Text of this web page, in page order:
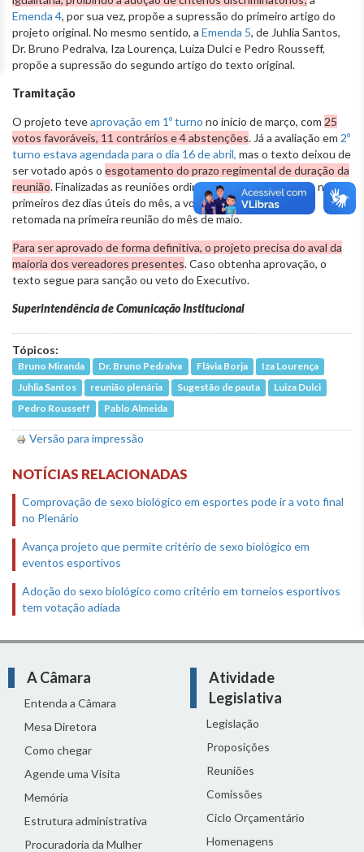
Emenda 4, por sua vez, propõe a supressão do primeiro artigo do
projeto original. No mesmo sentido, a Emenda 5, de Juhlia Santos,
Dr. Bruno Pedralva, Iza Lourença, Luiza Dulci e Pedro Rousseff,
propõe a supressão do segundo artigo do texto original.
Tramitação
O projeto teveaprovação em 1º turno no início de março, com 25
votos favoráveis, 11 contrários e 4 abstenções. Já a avaliação em 2º
turno estava agendada para o dia 16 de abril, mas o texto deixou de
ser votado após o esgotamento do prazo regimental de duração da
reunião. Finalizadas as reuniões ordinárias de abril, realizadas nos
primeiros dez dias úteis do mês, a votação do projeto será
retomada na primeira reunião do mês de maio.
Para ser aprovado de forma definitiva, o projeto precisa do aval da
maioria dos vereadores presentes. Caso obtenha aprovação, o
texto segue para sanção ou veto do Executivo.
Superintendência de Comunicação Institucional
Tópicos:
Bruno Miranda Dr. Bruno Pedralva Flávia Borja
Iza Lourença
Juhlia Santos
reunião plenária Sugestão de pauta
Luiza Dulci
Pedro Rousseff
Pablo Almeida
Versão para impressão
NOTÍCIAS RELACIONADAS
Comprovação de sexo biológico em esportes pode ir a voto final
no Plenário
Avança projeto que permite critério de sexo biológico em
eventos esportivos
Adoção do sexo biológico como critério em torneios esportivos
tem votação adiada
A Câmara
Entenda a Câmara
Mesa Diretora
Como chegar
Agende uma Visita
Memória
Estrutura administrativa
Procuradoria da Mulher
Atividade
Legislativa
Legislação
Proposições
Reuniões
Comissões
Ciclo Orçamentário
Homenagens